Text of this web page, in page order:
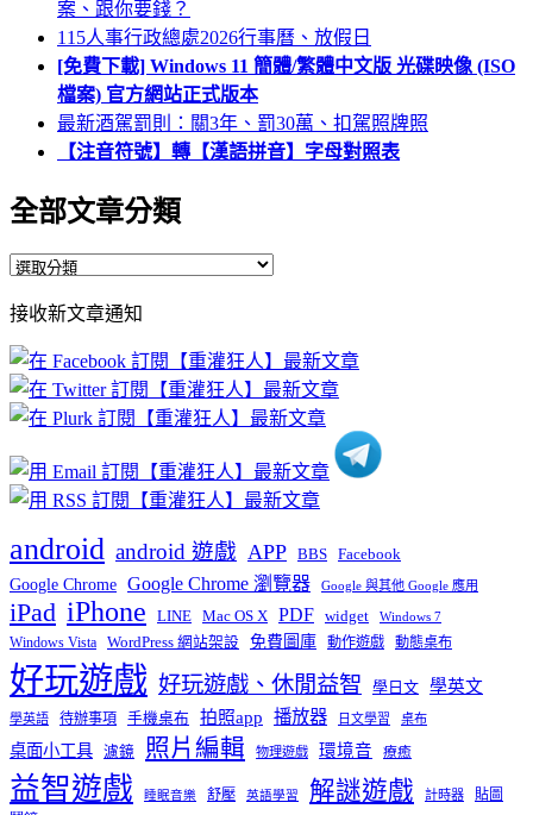
案、跟你要錢？
115人事行政總處2026行事曆、放假日
[免費下載] Windows 11 簡體/繁體中文版 光碟映像 (ISO
檔案) 官方網站正式版本
最新酒駕罰則：關3年、罰30萬、扣駕照牌照
【注音符號】轉【漢語拼音】字母對照表
全部文章分類
全
文
章
分
類
接收新文章通知
android android 遊戲 APP BBS Facebook
Google Chrome Google Chrome 瀏覽器 Google 與其他 Google 應用
iPad iPhone LINE Mac OS X PDF widget Windows 7
Windows Vista WordPress 網站架設 免費圖庫 動作遊戲 動態桌布
好玩遊戲 好玩遊戲、休閒益智 學日文 學英文
學英語 待辦事項 手機桌布 拍照app 播放器 日文學習 桌布
桌面小工具 濾鏡 照片編輯 物理遊戲 環境音 療癒
益智遊戲 睡眠音樂 舒壓 英語學習 解謎遊戲 計時器
貼圖